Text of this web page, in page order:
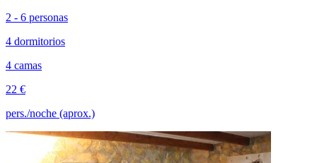
2 - 6 personas
4 dormitorios
4 camas
22 €
pers./noche (aprox.)